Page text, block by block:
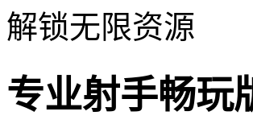
解锁无限资源
专业射手畅玩